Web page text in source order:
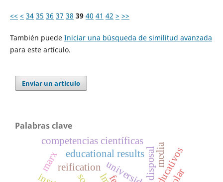
<< < 34 35 36 37 38 39 40 41 42 > >>
También puede Iniciar una búsqueda de similitud avanzada
para este artículo.
Enviar un artículo
Palabras clave
disposal
reification
marx educational results media
competencias científicas